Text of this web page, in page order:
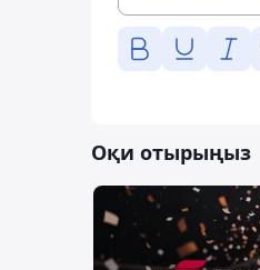
Оқи отырыңыз